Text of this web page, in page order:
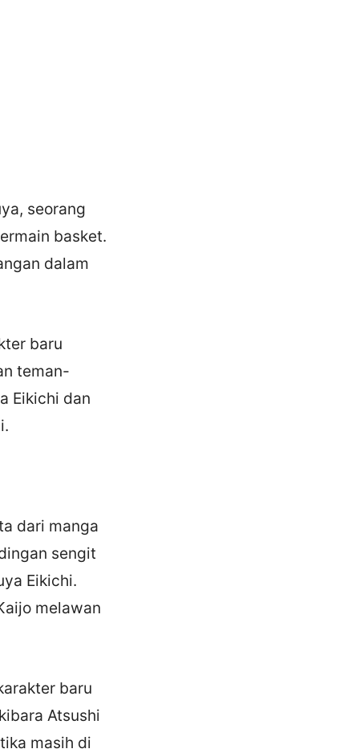
seorang
basket.
dalam
baru
teman-
Eikichi dan
dari manga
sengit
Eikichi.
melawan
baru
Atsushi
masih di